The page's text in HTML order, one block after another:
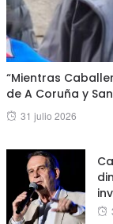
“Mientras
de A Coruña y
Posted
31 julio 2026